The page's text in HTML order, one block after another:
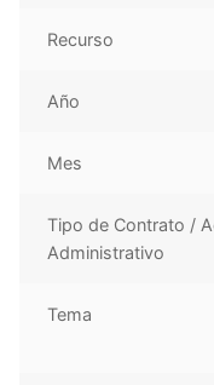
Recurso
Año
Mes
Tipo de Contrato /
Administrativo
Tema